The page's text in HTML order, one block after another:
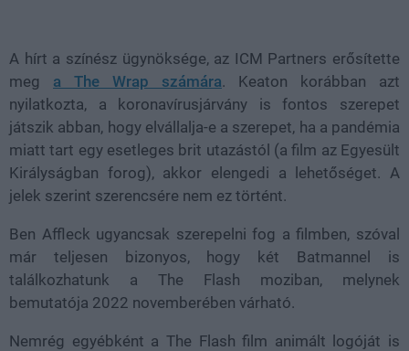
A hírt a színész ügynöksége, az ICM Partners erősítette
meg a The Wrap számára. Keaton korábban azt
nyilatkozta, a koronavírusjárvány is fontos szerepet
játszik abban, hogy elvállalja-e a szerepet, ha a pandémia
miatt tart egy esetleges brit utazástól (a film az Egyesült
Királyságban forog), akkor elengedi a lehetőséget. A
jelek szerint szerencsére nem ez történt.
Ben Affleck ugyancsak szerepelni fog a filmben, szóval
már teljesen bizonyos, hogy két Batmannel is
találkozhatunk a The Flash moziban, melynek
bemutatója 2022 novemberében várható.
Nemrég egyébként a The Flash film animált logóját is